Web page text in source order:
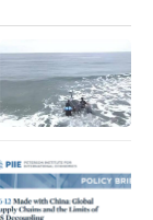
行及返台后
关键节点。
保护主义抬
，只会增加
自己的智慧